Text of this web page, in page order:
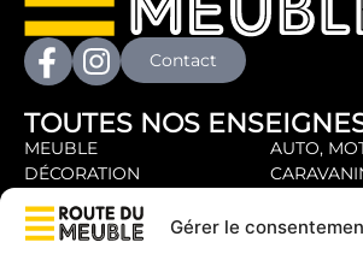
Gérer le
Contact
TOUTES NOS
MEUBLE
DÉCORATION
CUISINE
AUTO,
SERVICES